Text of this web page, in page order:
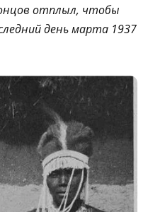
отплыл, чтобы
день марта 1937